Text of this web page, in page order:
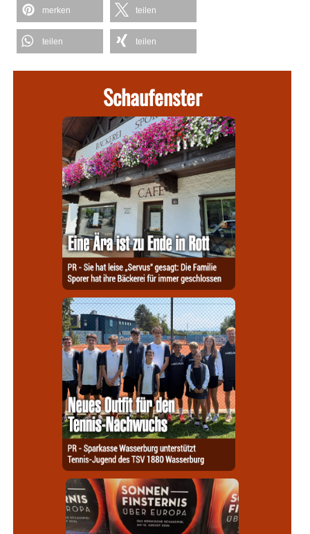
merken teilen
teilen teilen
Schaufenster